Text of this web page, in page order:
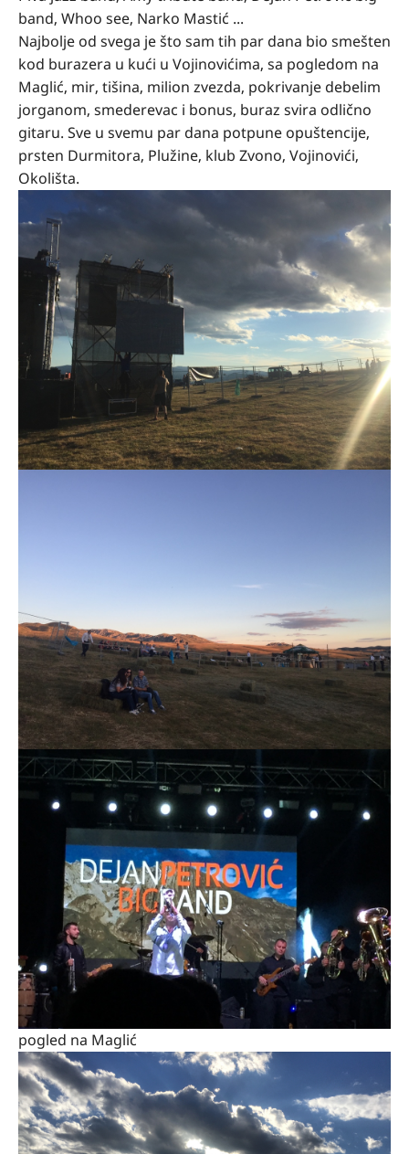
band, Whoo see, Narko Mastić ...
Najbolje od svega je što sam tih par dana bio smešten
kod burazera u kući u Vojinovićima, sa pogledom na
Maglić, mir, tišina, milion zvezda, pokrivanje debelim
jorganom, smederevac i bonus, buraz svira odlično
gitaru. Sve u svemu par dana potpune opuštencije,
prsten Durmitora, Plužine, klub Zvono, Vojinovići,
Okolišta.
pogled na Maglić